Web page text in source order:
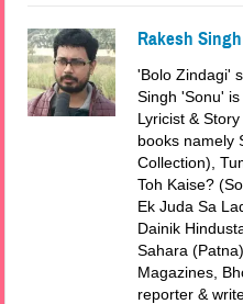
Rakesh
'Bolo Zindagi'
Singh 'Sonu'
Lyricist &
books namely
Collection),
Toh Kaise?
Ek Juda Sa
Dainik
Sahara
Magazines,
reporter &